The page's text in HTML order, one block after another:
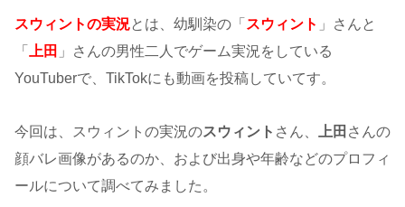
スウィントの実況とは、幼馴染の「 スウィント 」さんと
「
上田 」さんの男性二人でゲーム実況をしている
YouTuberで、TikTokにも動画を投稿していてす。
今回は、スウィントの実況のスウィント さん、 上田 さんの
顔バレ画像があるのか、および出身や年齢などのプロフィ
ールについて調べてみました。